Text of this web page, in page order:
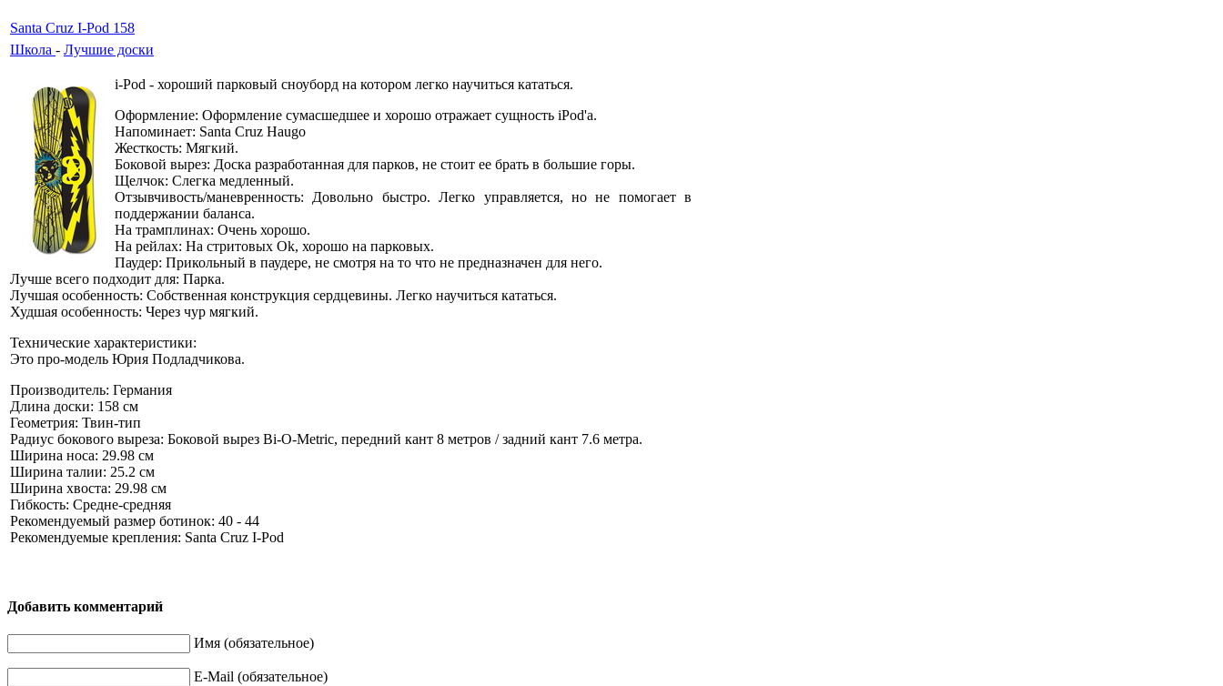
Santa Cruz I-Pod 158
Школа - Лучшие доски
i-Pod - хороший парковый сноуборд на котором легко научиться кататься.
Оформление: Оформление сумасшедшее и хорошо отражает сущность iPod'а.
Напоминает: Santa Cruz Haugo
Жесткость: Мягкий.
Боковой вырез: Доска разработанная для парков, не стоит ее брать в большие горы.
Щелчок: Слегка медленный.
Отзывчивость/маневренность: Довольно быстро. Легко управляется, но не помогает в
поддержании баланса.
На трамплинах: Очень хорошо.
На рейлах: На стритовых Ok, хорошо на парковых.
Паудер: Прикольный в паудере, не смотря на то что не предназначен для него.
Лучше всего подходит для: Парка.
Лучшая особенность: Собственная конструкция сердцевины. Легко научиться кататься.
Худшая особенность: Через чур мягкий.
Технические характеристики:
Это про-модель Юрия Подладчикова.
Производитель: Германия
Длина доски: 158 см
Геометрия: Твин-тип
Радиус бокового выреза: Боковой вырез Bi-O-Metric, передний кант 8 метров / задний кант 7.6 метра.
Ширина носа: 29.98 см
Ширина талии: 25.2 см
Ширина хвоста: 29.98 см
Гибкость: Средне-средняя
Рекомендуемый размер ботинок: 40 - 44
Рекомендуемые крепления: Santa Cruz I-Pod
Добавить комментарий
Имя (обязательное)
E-Mail (обязательное)